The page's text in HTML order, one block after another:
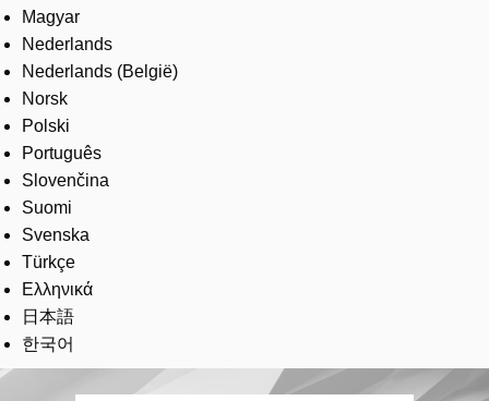
Magyar
Nederlands
Nederlands (België)
Norsk
Polski
Português
Slovenčina
Suomi
Svenska
Türkçe
Ελληνικά
日本語
한국어